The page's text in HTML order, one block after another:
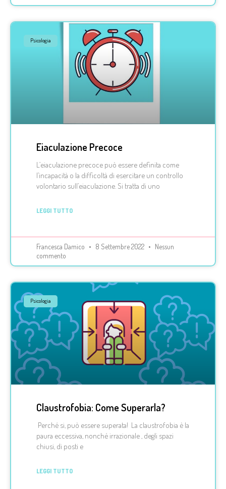
Psicologia
Eiaculazione Precoce
L’eiaculazione precoce può essere definita come
l’incapacità o la difficoltà di esercitare un controllo
volontario sull’eiaculazione. Si tratta di uno
LEGGI TUTTO
Francesca Damico 8 Settembre 2022
Nessun
commento
Psicologia
Claustrofobia: Come Superarla?
Perché si, può essere superata! La claustrofobia è la
paura eccessiva, nonché irrazionale , degli spazi
chiusi, di posti e
LEGGI TUTTO